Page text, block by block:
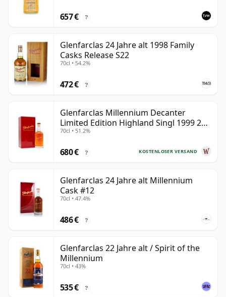
657 € ?
Glenfarclas 24 Jahre alt 1998 Family
Casks Release S22
70cl • 54.2%
472 € ?
Glenfarclas Millennium Decanter
Limited Edition Highland Singl 1999 25
Jahre alt
70cl • 51.2%
KOSTENLOSER VERSAND
680 € ?
Glenfarclas 24 Jahre alt Millennium
Cask #12
70cl • 47.4%
486 € ?
Glenfarclas 22 Jahre alt / Spirit of the
Millennium
70cl • 43%
535 € ?